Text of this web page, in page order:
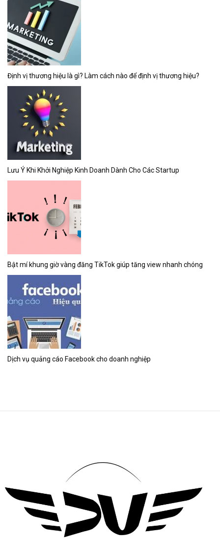
Định vị thương hiệu là gì? Làm cách nào để định vị thương hiệu?
Lưu Ý Khi Khởi Nghiệp Kinh Doanh Dành Cho Các Startup
Bật mí khung giờ vàng đăng TikTok giúp tăng view nhanh chóng
Dịch vụ quảng cáo Facebook cho doanh nghiệp